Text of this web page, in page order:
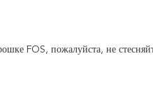
FOS, пожалуйста, не